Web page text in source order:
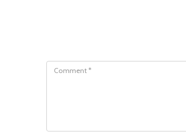
COMMENT